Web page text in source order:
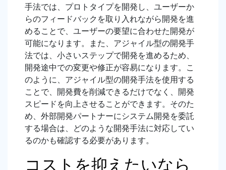
手法では、プロトタイプを開発し、ユーザーか
らのフィードバックを取り入れながら開発を進
めることで、ユーザーの要望に合わせた開発が
可能になります。また、アジャイル型の開発手
法では、小さいステップで開発を進めるため、
開発途中での変更や修正が容易になります。こ
のように、アジャイル型の開発手法を使用する
ことで、開発費を削減できるだけでなく、開発
スピードを向上させることができます。そのた
め、外部開発パートナーにシステム開発を委託
する場合は、どのような開発手法に対応してい
るのかも確認する必要があります。
コストを抑えたいなら